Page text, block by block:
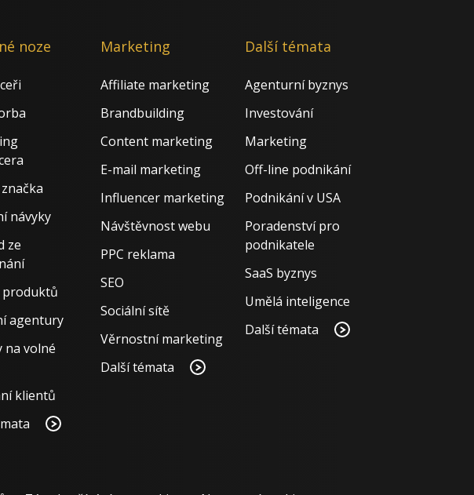
noze
návyky
ze
agentury
na volné
klientů
Marketing
Affiliate marketing
Brandbuilding
Content marketing
E-mail marketing
Influencer marketing
Návštěvnost webu
PPC reklama
SEO
Sociální sítě
Věrnostní marketing
Další témata
Další témata
Agenturní byznys
Investování
Marketing
Off-line podnikání
Podnikání v USA
Poradenství pro
podnikatele
SaaS byznys
Umělá inteligence
Další témata